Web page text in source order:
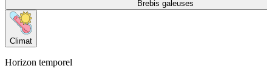
Brebis galeuses
Climat
Horizon temporel